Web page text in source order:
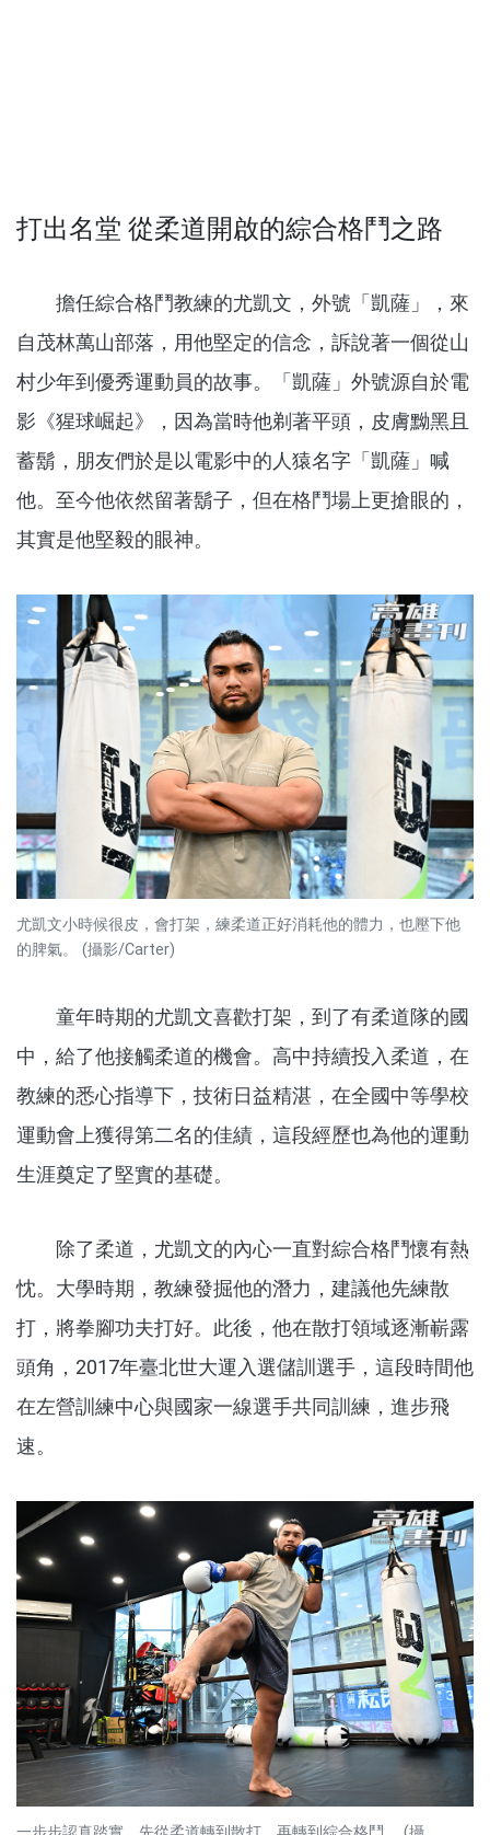
打出名堂 從柔道開啟的綜合格鬥之路
擔任綜合格鬥教練的尤凱文，外號「凱薩」，來
自茂林萬山部落，用他堅定的信念，訴說著一個從山
村少年到優秀運動員的故事。「凱薩」外號源自於電
影《猩球崛起》，因為當時他剃著平頭，皮膚黝黑且
蓄鬍，朋友們於是以電影中的人猿名字「凱薩」喊
他。至今他依然留著鬍子，但在格鬥場上更搶眼的，
其實是他堅毅的眼神。
尤凱文小時候很皮，會打架，練柔道正好消耗他的體力，也壓下他
的脾氣。 (攝影/Carter)
童年時期的尤凱文喜歡打架，到了有柔道隊的國
中，給了他接觸柔道的機會。高中持續投入柔道，在
教練的悉心指導下，技術日益精湛，在全國中等學校
運動會上獲得第二名的佳績，這段經歷也為他的運動
生涯奠定了堅實的基礎。
除了柔道，尤凱文的內心一直對綜合格鬥懷有熱
忱。大學時期，教練發掘他的潛力，建議他先練散
打，將拳腳功夫打好。此後，他在散打領域逐漸嶄露
頭角，2017年臺北世大運入選儲訓選手，這段時間他
在左營訓練中心與國家一線選手共同訓練，進步飛
速。